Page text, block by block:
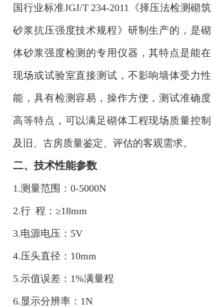
国行业标准JGJ/T 234-2011 《择压法检测砌筑
砂浆抗压强度技术规程》研制生产的，是砌
体砂浆强度检测的专用仪器，其特点是能在
现场或试验室直接测试，不影响墙体受力性
能，具有检测容易，操作方便，测试准确度
高等特点，可以满足砌体工程现场质量控制
及旧、古房质量鉴定、评估的客观需求。
二、技术性能参数
1.测量范围：0-5000N
2.行 程：≥18mm
3.电源电压：5V
4.压头直径：10mm
5.示值误差：1%满量程
6.显示分辨率：1N